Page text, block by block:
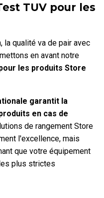
TUV pour les
la qualité va de pair avec
en avant notre
les produits Store
garantit la
en cas de
de rangement Store
l'excellence, mais
que votre équipement
plus strictes